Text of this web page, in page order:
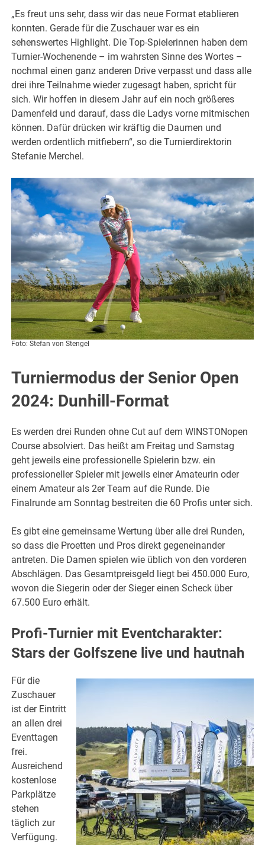
„Es freut uns sehr, dass wir das neue Format etablieren
konnten. Gerade für die Zuschauer war es ein
sehenswertes Highlight. Die Top-Spielerinnen haben dem
Turnier-Wochenende – im wahrsten Sinne des Wortes –
nochmal einen ganz anderen Drive verpasst und dass alle
drei ihre Teilnahme wieder zugesagt haben, spricht für
sich. Wir hoffen in diesem Jahr auf ein noch größeres
Damenfeld und darauf, dass die Ladys vorne mitmischen
können. Dafür drücken wir kräftig die Daumen und
werden ordentlich mitfiebern“, so die Turnierdirektorin
Stefanie Merchel.
Foto: Stefan von Stengel
Turniermodus der Senior Open
2024: Dunhill-Format
Es werden drei Runden ohne Cut auf dem WINSTONopen
Course absolviert. Das heißt am Freitag und Samstag
geht jeweils eine professionelle Spielerin bzw. ein
professioneller Spieler mit jeweils einer Amateurin oder
einem Amateur als 2er Team auf die Runde. Die
Finalrunde am Sonntag bestreiten die 60 Profis unter sich.
Es gibt eine gemeinsame Wertung über alle drei Runden,
so dass die Proetten und Pros direkt gegeneinander
antreten. Die Damen spielen wie üblich von den vorderen
Abschlägen. Das Gesamtpreisgeld liegt bei 450.000 Euro,
wovon die Siegerin oder der Sieger einen Scheck über
67.500 Euro erhält.
Profi-Turnier mit Eventcharakter:
Stars der Golfszene live und hautnah
Für die
Zuschauer
ist der Eintritt
an allen drei
Eventtagen
frei.
Ausreichend
kostenlose
Parkplätze
stehen
täglich zur
Verfügung.